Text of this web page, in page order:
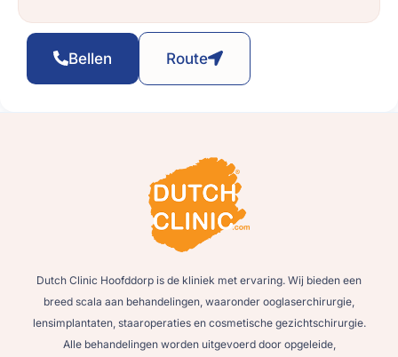
Bellen Route
Dutch Clinic Hoofddorp is de kliniek met ervaring. Wij bieden een
breed scala aan behandelingen, waaronder ooglaserchirurgie,
lensimplantaten, staaroperaties en cosmetische gezichtschirurgie.
Alle behandelingen worden uitgevoerd door opgeleide,